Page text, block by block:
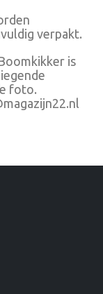
verpakt.
is
foto.